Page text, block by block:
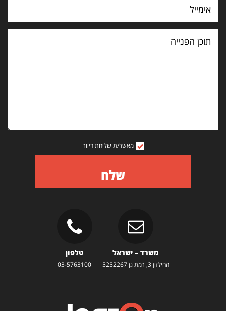
תוכן
הפנייה
מאשר/ת שליחת דיוור
שלח
משרד – ישראל
החילזון 3, רמת גן 5252267
טלפון
03-5763100